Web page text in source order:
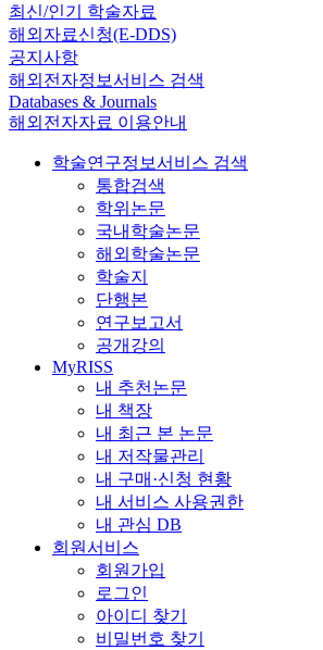
최신/인기 학술자료
해외자료신청(E-DDS)
공지사항
해외전자정보서비스 검색
Databases & Journals
해외전자자료 이용안내
학술연구정보서비스 검색
통합검색
학위논문
국내학술논문
해외학술논문
학술지
단행본
연구보고서
공개강의
MyRISS
내 추천논문
내 책장
내 최근 본 논문
내 저작물관리
내 구매·신청 현황
내 서비스 사용권한
내 관심 DB
회원서비스
회원가입
로그인
아이디 찾기
비밀번호 찾기